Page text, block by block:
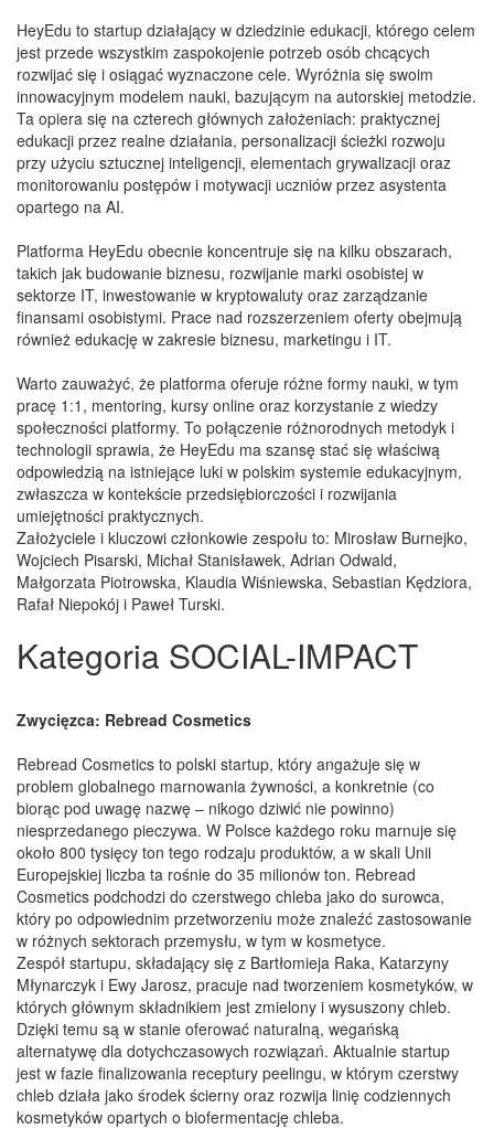
HeyEdu to startup działający w dziedzinie edukacji, którego celem
jest przede wszystkim zaspokojenie potrzeb osób chcących
rozwijać się i osiągać wyznaczone cele. Wyróżnia się swoim
innowacyjnym modelem nauki, bazującym na autorskiej metodzie.
Ta opiera się na czterech głównych założeniach: praktycznej
edukacji przez realne działania, personalizacji ścieżki rozwoju
przy użyciu sztucznej inteligencji, elementach grywalizacji oraz
monitorowaniu postępów i motywacji uczniów przez asystenta
opartego na AI.
Platforma HeyEdu obecnie koncentruje się na kilku obszarach,
takich jak budowanie biznesu, rozwijanie marki osobistej w
sektorze IT, inwestowanie w kryptowaluty oraz zarządzanie
finansami osobistymi. Prace nad rozszerzeniem oferty obejmują
również edukację w zakresie biznesu, marketingu i IT.
Warto zauważyć, że platforma oferuje różne formy nauki, w tym
pracę 1:1, mentoring, kursy online oraz korzystanie z wiedzy
społeczności platformy. To połączenie różnorodnych metodyk i
technologii sprawia, że HeyEdu ma szansę stać się właściwą
odpowiedzią na istniejące luki w polskim systemie edukacyjnym,
zwłaszcza w kontekście przedsiębiorczości i rozwijania
umiejętności praktycznych.
Założyciele i kluczowi członkowie zespołu to: Mirosław Burnejko,
Wojciech Pisarski, Michał Stanisławek, Adrian Odwald,
Małgorzata Piotrowska, Klaudia Wiśniewska, Sebastian Kędziora,
Rafał Niepokój i Paweł Turski.
Kategoria SOCIAL-IMPACT
Zwycięzca: Rebread Cosmetics
Rebread Cosmetics to polski startup, który angażuje się w
problem globalnego marnowania żywności, a konkretnie (co
biorąc pod uwagę nazwę – nikogo dziwić nie powinno)
niesprzedanego pieczywa. W Polsce każdego roku marnuje się
około 800 tysięcy ton tego rodzaju produktów, a w skali Unii
Europejskiej liczba ta rośnie do 35 milionów ton. Rebread
Cosmetics podchodzi do czerstwego chleba jako do surowca,
który po odpowiednim przetworzeniu może znaleźć zastosowanie
w różnych sektorach przemysłu, w tym w kosmetyce.
Zespół startupu, składający się z Bartłomieja Raka, Katarzyny
Młynarczyk i Ewy Jarosz, pracuje nad tworzeniem kosmetyków, w
których głównym składnikiem jest zmielony i wysuszony chleb.
Dzięki temu są w stanie oferować naturalną, wegańską
alternatywę dla dotychczasowych rozwiązań. Aktualnie startup
jest w fazie finalizowania receptury peelingu, w którym czerstwy
chleb działa jako środek ścierny oraz rozwija linię codziennych
kosmetyków opartych o biofermentację chleba.